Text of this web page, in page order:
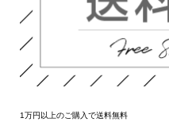
1万円以上のご購入で送料無料